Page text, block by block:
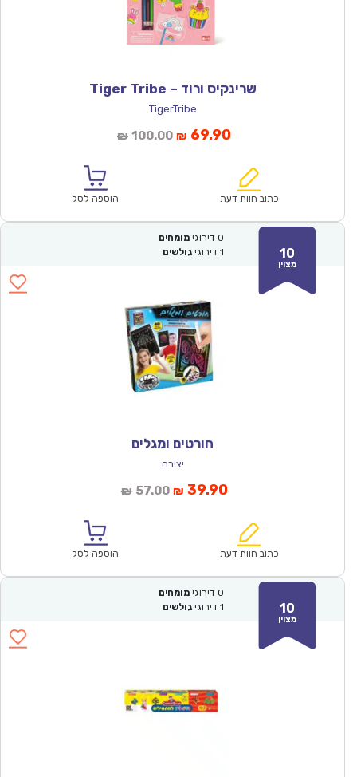
שרינקיס ורוד – Tiger Tribe
TigerTribe
₪ 100.00המחיר
₪100.00.
₪ 69.90המחיר
הוא:
כתוב חוות דעת הוספה לסל
10
מצוין
0 דירוגי מומחים
1 דירוגי גולשים
חורטים ומגלים
יצירה
₪ 57.00המחיר
₪57.00.
₪ 39.90המחיר
הוא:
כתוב חוות דעת הוספה לסל
10
מצוין
0 דירוגי מומחים
1 דירוגי גולשים